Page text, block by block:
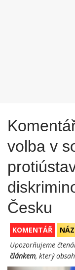
volba v
Česku
KOMENTÁŘ
Upozorňujeme
článkem, který